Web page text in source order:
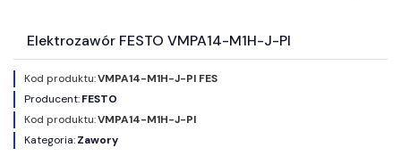
Elektrozawór FESTO VMPA14-M1H-J-PI
Kod produktu:VMPA14-M1H-J-PI FES
Producent:FESTO
Kod produktu:VMPA14-M1H-J-PI
Kategoria:Zawory